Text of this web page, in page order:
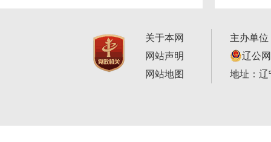
关于本网
网站声明
网站地图
主办单
辽公
地址：辽